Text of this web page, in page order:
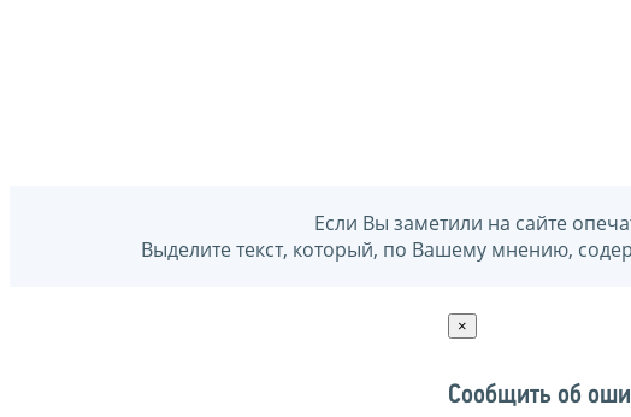
Если Вы заметили на сайте
Выделите текст, который, по Вашему мнению,
×
Сообщить об